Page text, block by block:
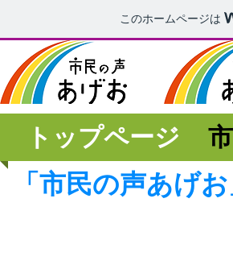
このホームページは
トップページ
「市民の声あげ